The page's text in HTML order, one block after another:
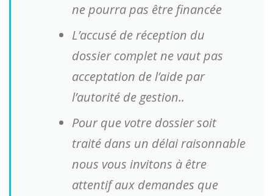
ne pourra pas être financée
L’accusé de réception du
dossier complet ne vaut pas
acceptation de l’aide par
l’autorité de gestion..
Pour que votre dossier soit
traité dans un délai raisonnable
nous vous invitons à être
attentif aux demandes que